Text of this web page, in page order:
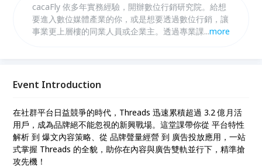
cacaFly 依多年實務經驗，開辦數位行銷研究院。給想
要進入數位媒體產業的你，或是想要透過數位行銷，讓
事業更上層樓的同業人員或企業主。透過專業課程內容
...more
Event Introduction
在社群平台日益競爭的時代，Threads 迅速累積超過 3.2 億月活
用戶，成為品牌絕不能忽視的新興戰場。這堂課帶你從 平台特性
解析 到 爆文內容策略、從 品牌聲量經營 到 廣告投放應用，一站
式掌握 Threads 的全貌，助你在內容與廣告雙軌並行下，精準搶
攻先機！